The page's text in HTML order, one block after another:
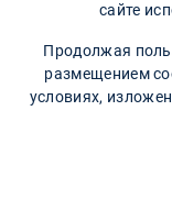
условия и
сайте
Продолжая
размещением
условиях,